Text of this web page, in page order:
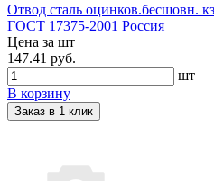
Отвод сталь оцинков.бесшовн.
ГОСТ 17375-2001 Россия
Цена за шт
147.41 руб.
шт
В корзину
Заказ в 1 клик